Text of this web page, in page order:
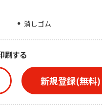
消しゴム
刷する
新規登録(無料)